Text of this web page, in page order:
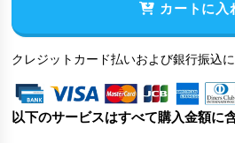
カートに入
クレジットカード払いおよび銀行振込
以下のサービスはすべて購入金額に